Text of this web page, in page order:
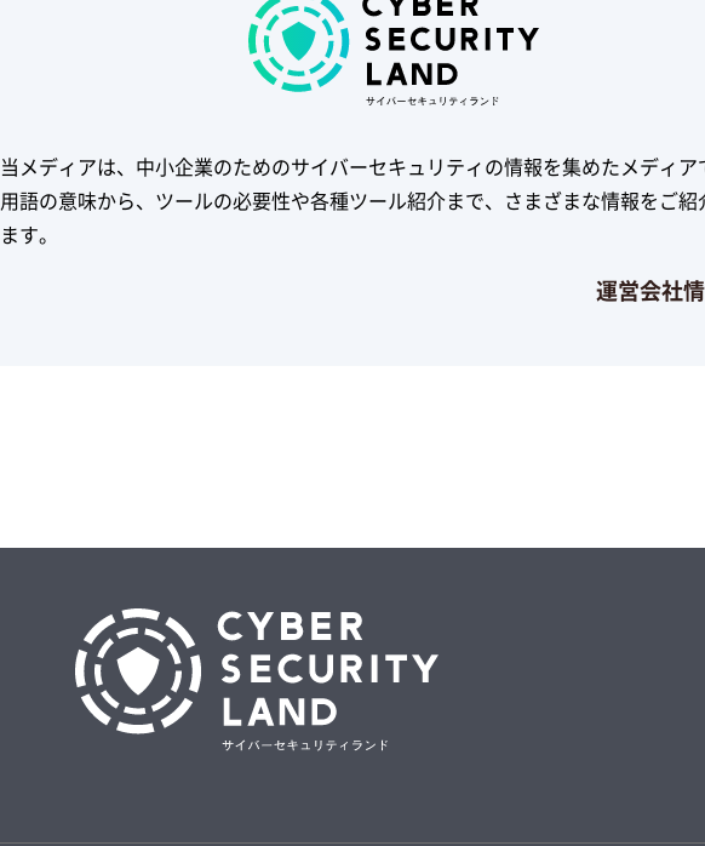
当メディアは、中小企業のためのサイバーセキュリティの情報を集めたメディア
用語の意味から、ツールの必要性や各種ツール紹介まで、さまざまな情報をご紹
ます。
運営会社